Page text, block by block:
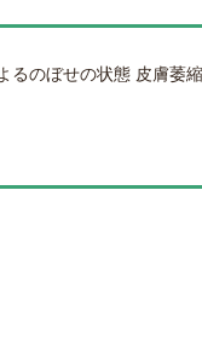
のぼせの状態 皮膚萎